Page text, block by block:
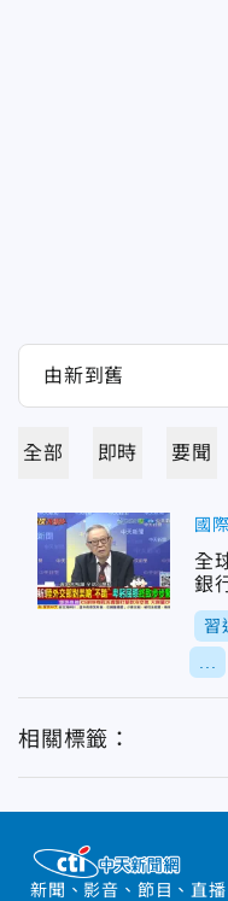
全部 即時 要聞
國際
全
銀
擊
習
相關標籤：
新聞、影音、節目、直